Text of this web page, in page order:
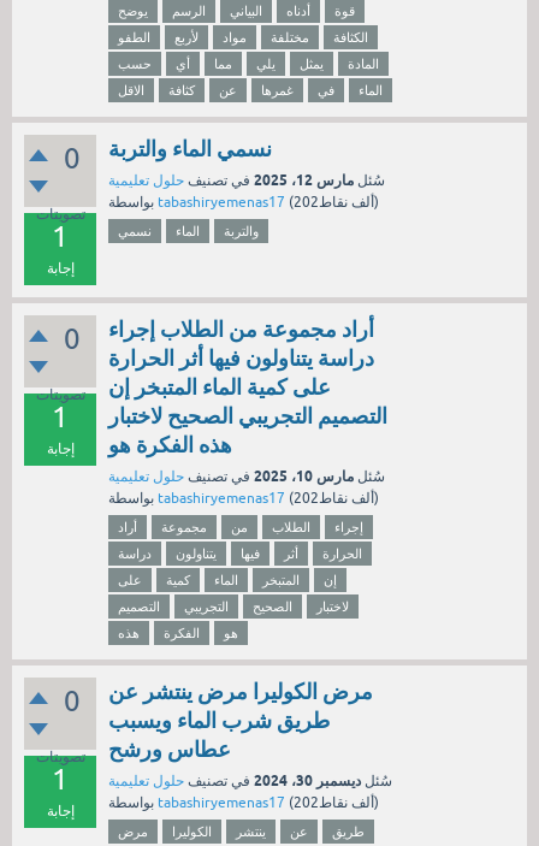
يوضح الرسم البياني أدناه
قوة
الطفو
لأربع مواد مختلفة
الكثافة
حسب
أي مما يلي يمثل
المادة
الاقل
كثافة عن غمرها في الماء
0
تصويتات
1
إجابة
نسمي الماء والتربة
سُئل مارس 12، 2025 في تصنيف حلول تعليمية
tabashiryemenas17 ( 202ألف نقاط)
نسمي الماء والتربة
0
تصويتات
1
إجابة
أراد مجموعة من الطلاب إجراء
دراسة يتناولون فيها أثر الحرارة
على كمية الماء المتبخر إن
التصميم التجريبي الصحيح لاختبار
هذه الفكرة هو
سُئل مارس 10، 2025 في تصنيف حلول تعليمية
tabashiryemenas17 ( 202ألف نقاط)
أراد مجموعة من الطلاب
إجراء
دراسة
يتناولون فيها أثر
الحرارة
على
كمية الماء المتبخر
إن
التصميم
التجريبي الصحيح
لاختبار
هذه
الفكرة هو
0
تصويتات
1
إجابة
مرض الكوليرا مرض ينتشر عن
طريق شرب الماء ويسبب
عطاس ورشح
سُئل ديسمبر 30، 2024 في تصنيف حلول تعليمية
tabashiryemenas17 ( 202ألف نقاط)
مرض الكوليرا ينتشر عن طريق